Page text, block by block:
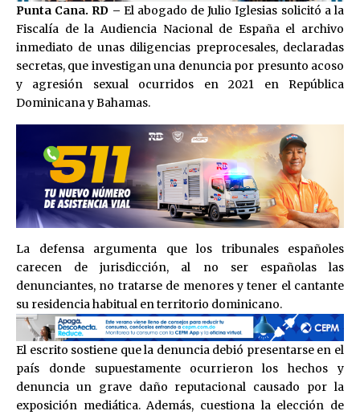
Punta Cana. RD – El abogado de Julio Iglesias solicitó a la
Fiscalía de la Audiencia Nacional de España el archivo
inmediato de unas diligencias preprocesales, declaradas
secretas, que investigan una denuncia por presunto acoso
y agresión sexual ocurridos en 2021 en República
Dominicana y Bahamas.
La defensa argumenta que los tribunales españoles
carecen de jurisdicción, al no ser españolas las
denunciantes, no tratarse de menores y tener el cantante
su residencia habitual en territorio dominicano.
El escrito sostiene que la denuncia debió presentarse en el
país donde supuestamente ocurrieron los hechos y
denuncia un grave daño reputacional causado por la
exposición mediática. Además, cuestiona la elección de